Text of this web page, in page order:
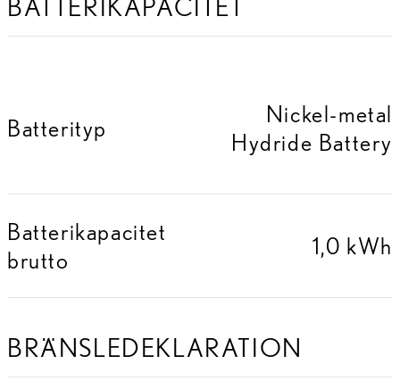
BATTERIKAPACITET
Batterityp
Nickel-metal
Hydride Battery
Batterikapacitet
brutto
1,0 kWh
BRÄNSLEDEKLARATION